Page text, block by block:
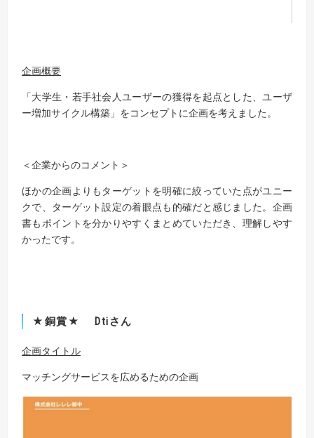
企画概要
「大学生・若手社会人ユーザーの獲得を起点とした、ユーザ
ー増加サイクル構築」をコンセプトに企画を考えました。
＜企業からのコメント＞
ほかの企画よりもターゲットを明確に絞っていた点がユニー
クで、ターゲット設定の着眼点も的確だと感じました。企画
書もポイントを分かりやすくまとめていただき、理解しやす
かったです。
★銅賞★ Dtiさん
企画タイトル
マッチングサービスを広めるための企画